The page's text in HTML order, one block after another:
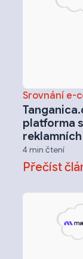
Srovnání e-
platforma
4 min čtení
Přečíst